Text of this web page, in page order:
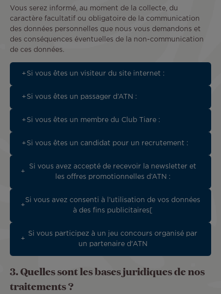
Vous serez informé, au moment de la collecte, du
caractère facultatif ou obligatoire de la communication
des données personnelles que nous vous demandons et
des conséquences éventuelles de la non-communication
de ces données.
Si vous êtes un visiteur du site internet :
Si vous êtes un passager d’ATN :
Si vous êtes un membre du Club Tiare :
Si vous êtes un candidat pour un recrutement :
Si vous avez accepté de recevoir la newsletter et
les offres promotionnelles d’ATN :
Si vous avez consenti à l’utilisation de vos données
à des fins publicitaires[
Si vous participez à un jeu concours organisé par
un partenaire d'ATN
3. Quelles sont les bases juridiques de nos
traitements ?